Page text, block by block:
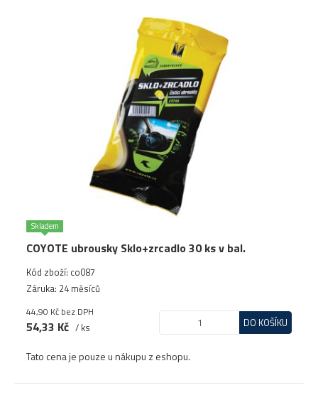
Skladem
COYOTE ubrousky Sklo+zrcadlo 30 ks v bal.
Kód zboží: co087
Záruka: 24 měsíců
44,90 Kč bez DPH
54,33 Kč / ks DO KOŠÍKU
Tato cena je pouze u nákupu z eshopu.